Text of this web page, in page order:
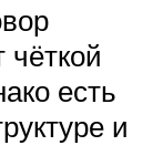
есть
и